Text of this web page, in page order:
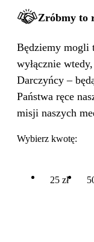
Zróbmy to
Będziemy mogli
wyłącznie
Darczyńcy –
Państwa ręce
misji naszych
Wybierz kwotę:
25 zł